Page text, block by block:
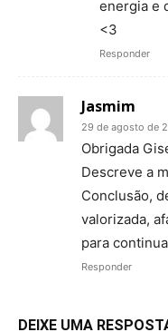
energia e
<3
Responder
Jasmim
29 de agosto de
Obrigada
Descreve a
Conclusão,
valorizada,
para
Responder
DEIXE UMA